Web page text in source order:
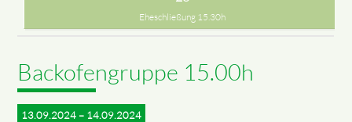
Eheschließung 15.30h
Backofengruppe 15.00h
13.09.2024 – 14.09.2024